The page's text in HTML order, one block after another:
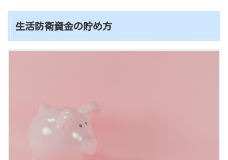
生活防衛資金の貯め方